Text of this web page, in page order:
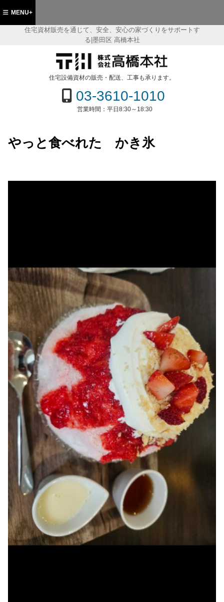
住宅資材販売を通じて、安全、安心の家づくりをサポートす
る|墨田区 高橋本社
墨田区 住宅資材販売の(株)高橋本社
住宅設備資材の販売・配送、工事も承ります。
03-3610-1010
営業時間： 平日8:30～18:30
MENU+
やっと食べれた かき氷